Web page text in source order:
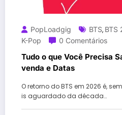
PopLoadgig BTS, BTS
K-Pop
0 Comentários
Tudo o que Você Precisa
venda e Datas
O retorno do BTS em 2026 é,
is aguardado da década…